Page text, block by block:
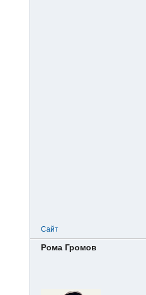
Сайт
Рома Громов